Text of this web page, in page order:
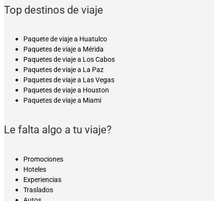
Top destinos de viaje
Paquete de viaje a Huatulco
Paquetes de viaje a Mérida
Paquetes de viaje a Los Cabos
Paquetes de viaje a La Paz
Paquetes de viaje a Las Vegas
Paquetes de viaje a Houston
Paquetes de viaje a Miami
Le falta algo a tu viaje?
Promociones
Hoteles
Experiencias
Traslados